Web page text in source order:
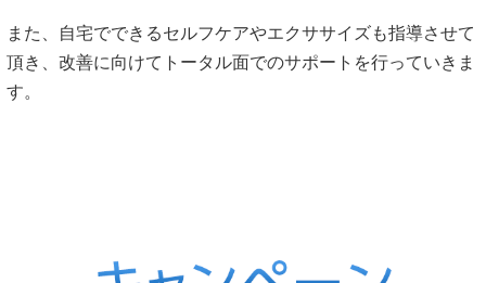
また、自宅でできるセルフケアやエクササイズも指導させて
頂き、改善に向けてトータル面でのサポートを行っていきま
す。